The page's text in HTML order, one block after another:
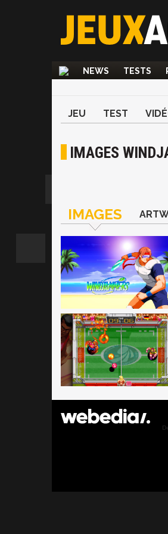
NEWS TESTS
JEU TEST
IMAGES
IMAGES